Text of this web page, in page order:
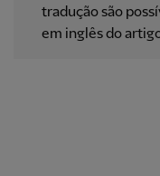
tradução são
em inglês do